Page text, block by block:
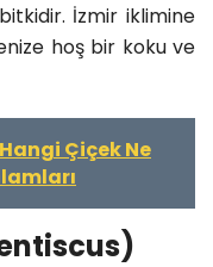
İzmir iklimine
hoş bir koku ve
Hangi Çiçek Ne